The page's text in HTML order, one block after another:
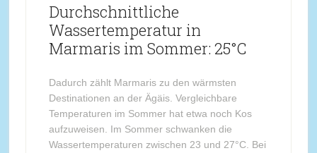
Durchschnittliche
Wassertemperatur in
Marmaris im Sommer: 25°C
Dadurch zählt Marmaris zu den wärmsten
Destinationen an der Ägäis. Vergleichbare
Temperaturen im Sommer hat etwa noch Kos
aufzuweisen. Im Sommer schwanken die
Wassertemperaturen zwischen 23 und 27°C. Bei